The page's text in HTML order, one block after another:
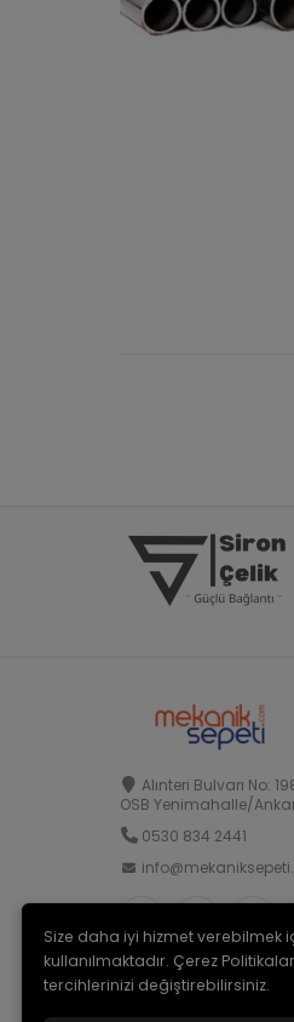
Alınteri Bulvarı No:
OSB Yenimahalle/
0530 834 2441
Size daha iyi hizmet verebilmek
kullanılmaktadır. Çerez
tercihlerinizi değiştirebilirsiniz.